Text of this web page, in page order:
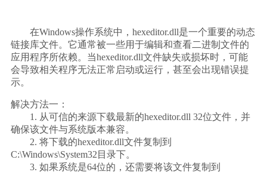
链接库文件。它通常被一些用于编辑和查看二进制文件的
应用程序所依赖。当hexeditor.dll文件缺失或损坏时，可能
会导致相关程序无法正常启动或运行，甚至会出现错误提
示。
解决方法一：
确保该文件与系统版本兼容。
C:\Windows\System32目录下。